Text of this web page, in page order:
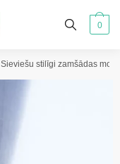
0
Sieviešu stilīgi zamšādas